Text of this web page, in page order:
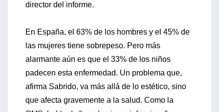
director del informe.
En España, el 63% de los hombres y el 45% de
las mujeres tiene sobrepeso. Pero más
alarmante aún es que el 33% de los niños
padecen esta enfermedad. Un problema que,
afirma Sabrido, va más allá de lo estético, sino
que afecta gravemente a la salud. Como la